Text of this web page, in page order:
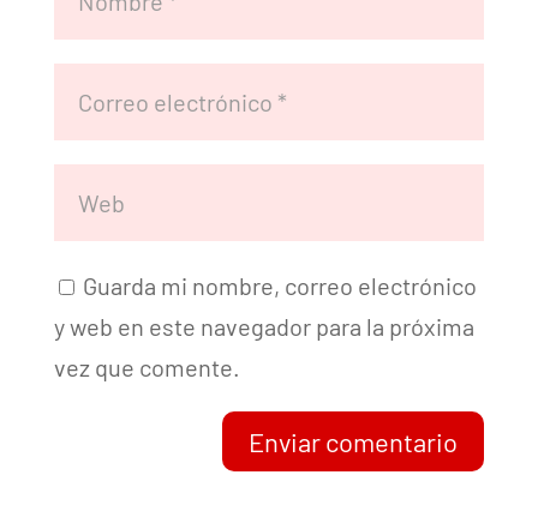
Guarda mi nombre, correo electrónico
y web en este navegador para la próxima
vez que comente.
Enviar comentario